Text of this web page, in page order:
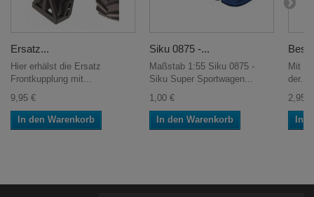
Ersatz...
Hier erhälst die Ersatz
Frontkupplung mit...
9,95 €
In den Warenkorb
Siku 0875 -...
Maßstab 1:55 Siku 0875 -
Siku Super Sportwagen...
1,00 €
In den Warenkorb
Mit
der...
2,95 €
In